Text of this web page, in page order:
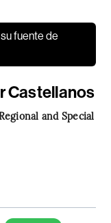
fuente de
Castellanos
and Special